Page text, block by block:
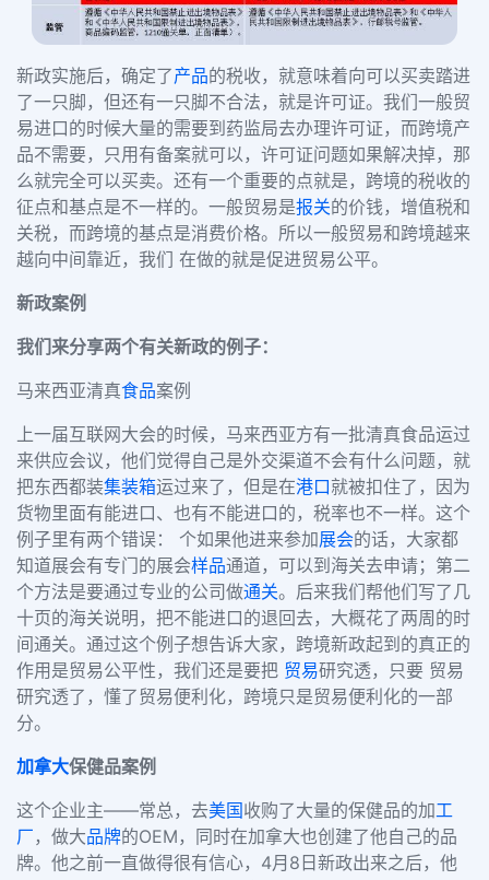
新政实施后，确定了产品的税收，就意味着向可以买卖踏进
了一只脚，但还有一只脚不合法，就是许可证。我们一般贸
易进口的时候大量的需要到药监局去办理许可证，而跨境产
品不需要，只用有备案就可以，许可证问题如果解决掉，那
么就完全可以买卖。还有一个重要的点就是，跨境的税收的
征点和基点是不一样的。一般贸易是报关的价钱，增值税和
关税，而跨境的基点是消费价格。所以一般贸易和跨境越来
越向中间靠近，我们 在做的就是促进贸易公平。
新政案例
我们来分享两个有关新政的例子：
马来西亚清真食品案例
上一届互联网大会的时候，马来西亚方有一批清真食品运过
来供应会议，他们觉得自己是外交渠道不会有什么问题，就
把东西都装集装箱运过来了，但是在港口就被扣住了，因为
货物里面有能进口、也有不能进口的，税率也不一样。这个
例子里有两个错误： 个如果他进来参加展会的话，大家都
知道展会有专门的展会样品通道，可以到海关去申请；第二
个方法是要通过专业的公司做通关。后来我们帮他们写了几
十页的海关说明，把不能进口的退回去，大概花了两周的时
间通关。通过这个例子想告诉大家，跨境新政起到的真正的
作用是贸易公平性，我们还是要把 贸易研究透，只要 贸易
研究透了，懂了贸易便利化，跨境只是贸易便利化的一部
分。
加拿大保健品案例
这个企业主——常总，去美国收购了大量的保健品的加工
厂 ，做大品牌的OEM，同时在加拿大也创建了他自己的品
牌。他之前一直做得很有信心，4月8日新政出来之后，他